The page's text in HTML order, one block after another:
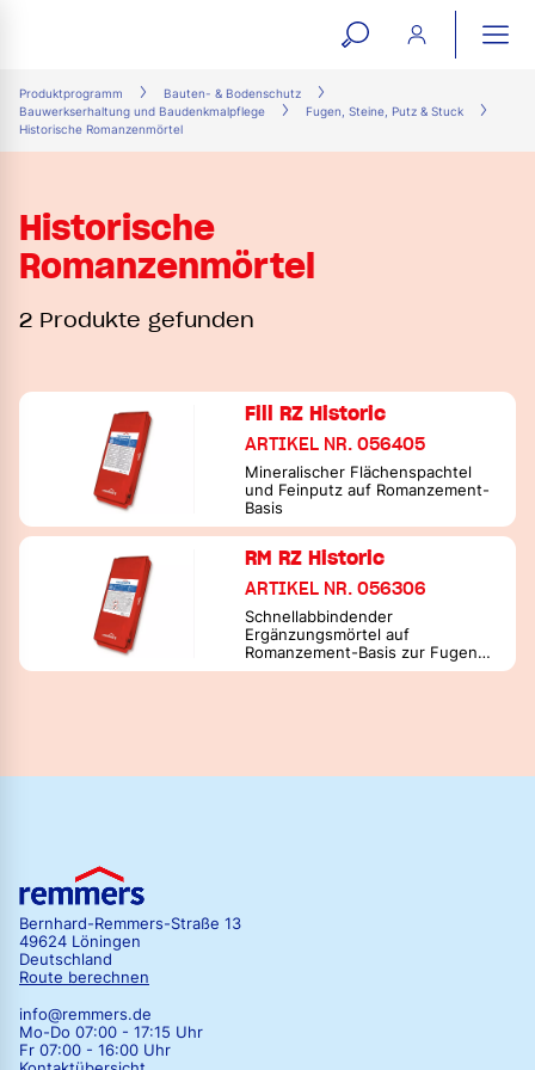
open
form
Produktprogramm
Bauten- & Bodenschutz
Bauwerkserhaltung und Baudenkmalpflege
Fugen, Steine, Putz & Stuck
Historische Romanzenmörtel
Historische
Romanzenmörtel
2 Produkte gefunden
Fill RZ Historic
ARTIKEL NR. 056405
Mineralischer Flächenspachtel
und Feinputz auf Romanzement-
Basis
RM RZ Historic
ARTIKEL NR. 056306
Schnellabbindender
Ergänzungsmörtel auf
Romanzement-Basis zur Fugen-
und Putzrestaurierung
Bernhard-Remmers-Straße 13
49624 Löningen
Deutschland
Route berechnen
info@remmers.de
Mo-Do 07:00 - 17:15 Uhr
Fr 07:00 - 16:00 Uhr